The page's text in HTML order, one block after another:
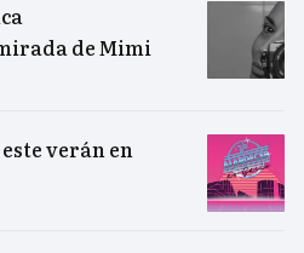
de Mimi
este verán en